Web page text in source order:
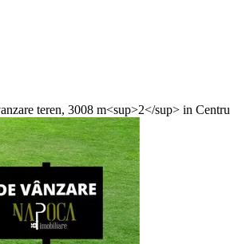
teren, 3008 m<sup>2</sup> in Centru